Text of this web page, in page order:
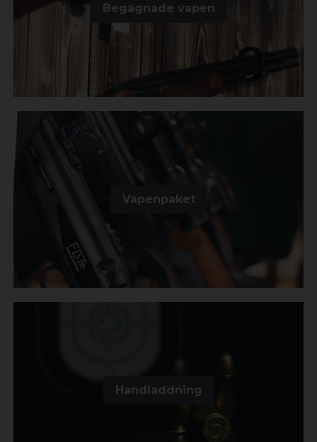
Begagnade vapen
Vapenpaket
Handladdning